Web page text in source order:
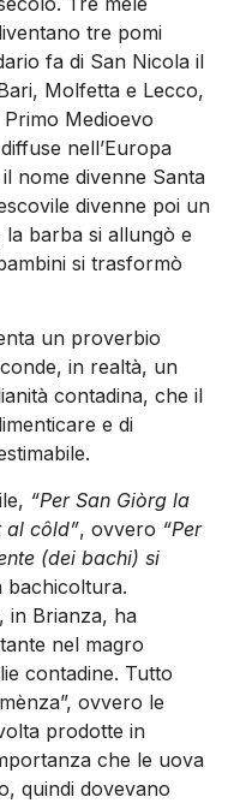
tre pomi
fa di San Nicola il
Molfetta e Lecco,
Medioevo
nell’Europa
nome divenne Santa
divenne poi un
barba si allungò e
si trasformò
un proverbio
in realtà, un
contadina, che il
e di
“Per San Giòrg la
al côld”, ovvero “Per
(dei bachi) si
bachicoltura.
in Brianza, ha
nel magro
contadine. Tutto
ovvero le
prodotte in
che le uova
quindi dovevano